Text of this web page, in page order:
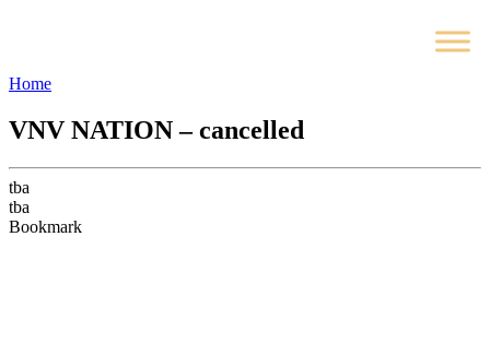
Home
VNV NATION – cancelled
tba
tba
Bookmark